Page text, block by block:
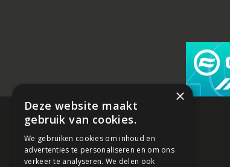
×
Deze website maakt
gebruik van cookies.
We gebruiken cookies om inhoud en
advertenties te personaliseren en om ons
verkeer te analyseren. We delen ook